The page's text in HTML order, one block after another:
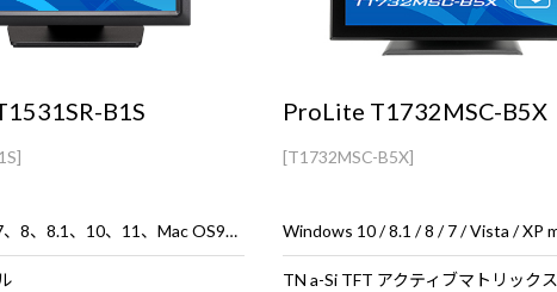
B1S
Windows® 7、8、8.1、10、11、Mac OS9、OSX
ProLite T1732MSC-B5X
[T1732MSC-B5X]
TN a-Si TFT アクティブマトリックス